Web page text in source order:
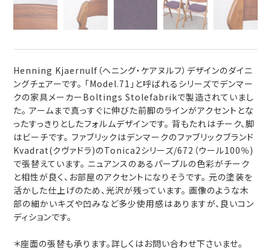
Henning Kjaernulf（ヘニング・ケアヌルフ）デザインのダイニ
ングチェアーです。 「Model.71」と呼ばれるシリーズでデンマー
クの家具メーカーBoltings Stolefabrikで製造されていまし
た。 アームまで真っすぐに伸びた前脚のラインがアクセントとな
ったすっきりとしたフォルムデザインです。 背もたれはチーク、脚
はビーチです。 ファブリックはデンマークのファブリックブランド
Kvadrat(クヴァドラ)のTonica2シリーズ/672（ウール100％)
で張替えています。 ニュアンスのあるパープルの色彩がチーク
と相性が良く、お部屋のアクセントになりそうです。 元の塗装を
活かした仕上げのため、光沢が残っています。 画像のような木
部の細かいキズや凹みなど多少使用感はありますが、良いコン
ディションです。
＊座面の張替も承ります。詳しくはお問い合わせ下さいませ。